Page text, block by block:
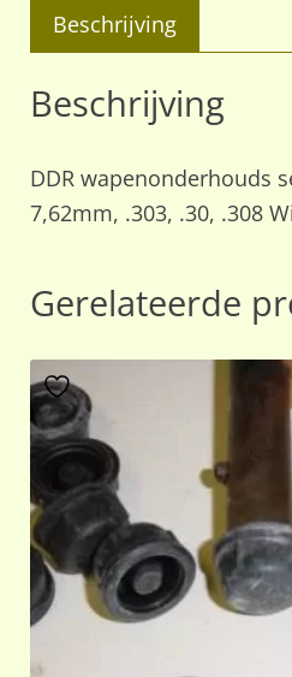
Beschrijving
Beschrijving
DDR wapenonderhouds
7,62mm, .303, .30, .308
Gerelateerde